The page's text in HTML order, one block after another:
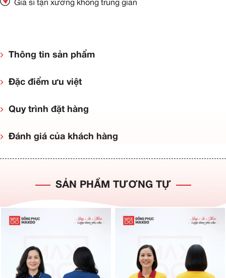
Giá sỉ tận xưởng không trung gian
Thông tin sản phẩm
Đặc điểm ưu việt
Quy trình đặt hàng
Đánh giá của khách hàng
SẢN PHẨM TƯƠNG TỰ